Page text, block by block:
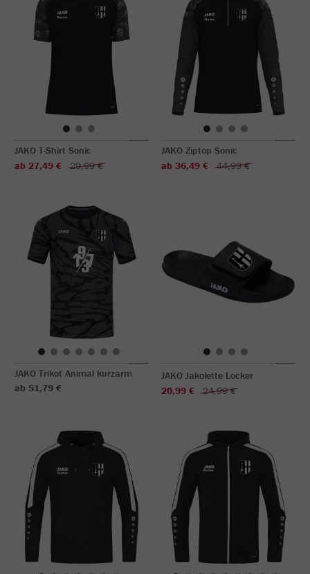
JAKO T-Shirt Sonic
ab 27,49 €
29,99 €
JAKO Ziptop Sonic
ab 36,49 €
44,99 €
JAKO Trikot Animal kurzarm
ab 51,79 €
JAKO Jakolette Locker
20,99 €
24,99 €